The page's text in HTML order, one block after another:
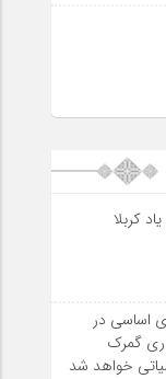
کربلا
تن کالای اساسی در
گمرک
خواهد شد